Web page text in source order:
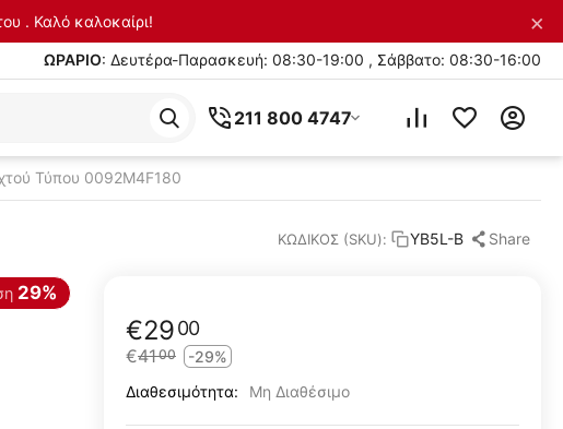
. Καλό καλοκαίρι! ×
ΩΡΑΡΙΟ: Δευτέρα-Παρασκευή: 08:30-19:00 , Σάββατο: 08:30-16:00
211 800 4747
Τύπου 0092M4F180
ΚΩΔΙΚΟΣ (SKU): YB5L-B Share
€2900
€4100
-29%
Διαθεσιμότητα:
Μη Διαθέσιμο